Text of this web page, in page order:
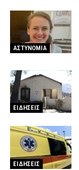
ΑΣΤΥΝΟΜΙΑ
ΕΙΔΗΣΕΙΣ
ΕΙΔΗΣΕΙΣ